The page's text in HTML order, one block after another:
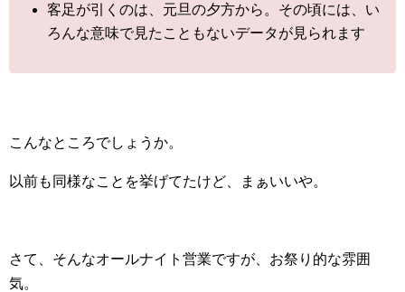
客足が引くのは、元旦の夕方から。その頃には、い
ろんな意味で見たこともないデータが見られます
こんなところでしょうか。
以前も同様なことを挙げてたけど、まぁいいや。
さて、そんなオールナイト営業ですが、お祭り的な雰囲
気。